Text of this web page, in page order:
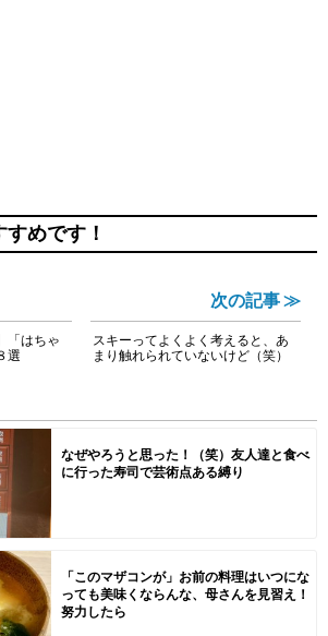
めです！
「はちゃ
選
次の記事 ≫
スキーってよくよく考えると、あ
まり触れられていないけど（笑）
なぜやろうと思った！（笑）友人達と食べ
に行った寿司で芸術点ある縛り
「このマザコンが」お前の料理はいつにな
っても美味くならんな、母さんを見習え！
努力したら